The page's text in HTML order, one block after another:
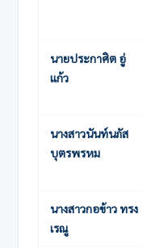
นายประกาศิต อู่
แก้ว
นางสาวนันท์นภัส
บุตรพรหม
นางสาวกอข้าว ทรง
เรณู